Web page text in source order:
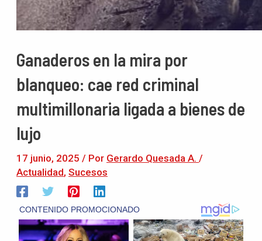
Ganaderos en la mira por
blanqueo: cae red criminal
multimillonaria ligada a bienes de
lujo
17 junio, 2025 / Por Gerardo Quesada A. /
Actualidad, Sucesos